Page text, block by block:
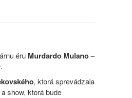
éru Murdardo Mulano–
, ktorá sprevádzala
show, ktorá bude